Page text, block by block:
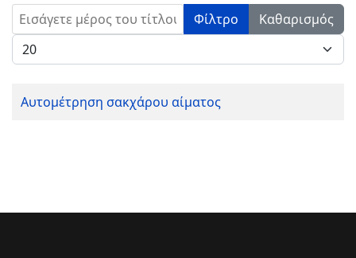
Εισάγετε μέρος του τίτλου. Φίλτρο
Καθαρισμός
Εμφάνιση #
Αυτομέτρηση σακχάρου αίματος